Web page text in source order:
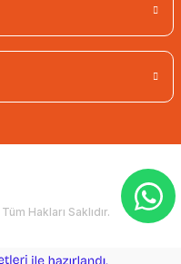
Hakları Saklıdır.
e-